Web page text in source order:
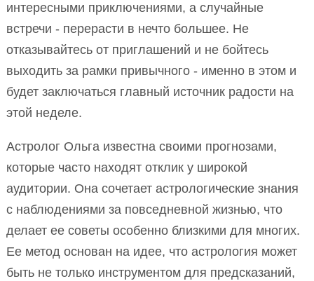
интересными приключениями, а случайные
встречи - перерасти в нечто большее. Не
отказывайтесь от приглашений и не бойтесь
выходить за рамки привычного - именно в этом и
будет заключаться главный источник радости на
этой неделе.
Астролог Ольга известна своими прогнозами,
которые часто находят отклик у широкой
аудитории. Она сочетает астрологические знания
с наблюдениями за повседневной жизнью, что
делает ее советы особенно близкими для многих.
Ее метод основан на идее, что астрология может
быть не только инструментом для предсказаний,